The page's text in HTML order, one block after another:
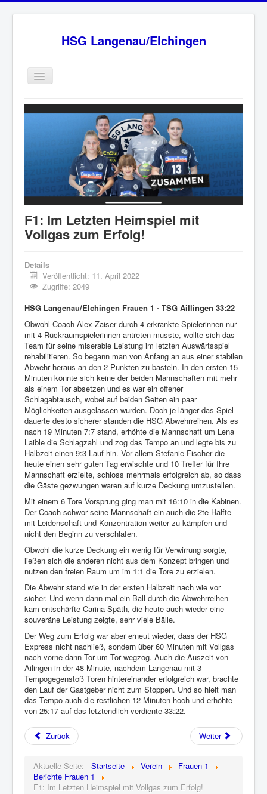
HSG Langenau/Elchingen
Home
BW Oberliga Staffel 2
Sponsoren
HSG - Fanshop
News
Ansprechpartner
F1: Im Letzten Heimspiel mit
Vollgas zum Erfolg!
Details
Veröffentlicht: 11. April 2022
Zugriffe: 2049
HSG Langenau/Elchingen Frauen 1 - TSG Aillingen 33:22
Obwohl Coach Alex Zaiser durch 4 erkrankte Spielerinnen nur
mit 4 Rückraumspielerinnen antreten musste, wollte sich das
Team für seine miserable Leistung im letzten Auswärtsspiel
rehabilitieren. So begann man von Anfang an aus einer stabilen
Abwehr heraus an den 2 Punkten zu basteln. In den ersten 15
Minuten könnte sich keine der beiden Mannschaften mit mehr
als einem Tor absetzen und es war ein offener
Schlagabtausch, wobei auf beiden Seiten ein paar
Möglichkeiten ausgelassen wurden. Doch je länger das Spiel
dauerte desto sicherer standen die HSG Abwehrreihen. Als es
nach 19 Minuten 7:7 stand, erhöhte die Mannschaft um Lena
Laible die Schlagzahl und zog das Tempo an und legte bis zu
Halbzeit einen 9:3 Lauf hin. Vor allem Stefanie Fischer die
heute einen sehr guten Tag erwischte und 10 Treffer für Ihre
Mannschaft erzielte, schloss mehrmals erfolgreich ab, so dass
die Gäste gezwungen waren auf kurze Deckung umzustellen.
Mit einem 6 Tore Vorsprung ging man mit 16:10 in die Kabinen.
Der Coach schwor seine Mannschaft ein auch die 2te Hälfte
mit Leidenschaft und Konzentration weiter zu kämpfen und
nicht den Beginn zu verschlafen.
Obwohl die kurze Deckung ein wenig für Verwirrung sorgte,
ließen sich die anderen nicht aus dem Konzept bringen und
nutzen den freien Raum um im 1:1 die Tore zu erzielen.
Die Abwehr stand wie in der ersten Halbzeit nach wie vor
sicher. Und wenn dann mal ein Ball durch die Abwehrreihen
kam entschärfte Carina Späth, die heute auch wieder eine
souveräne Leistung zeigte, sehr viele Bälle.
Der Weg zum Erfolg war aber erneut wieder, dass der HSG
Express nicht nachließ, sondern über 60 Minuten mit Vollgas
nach vorne dann Tor um Tor wegzog. Auch die Auszeit von
Ailingen in der 48 Minute, nachdem Langenau mit 3
Tempogegenstoß Toren hintereinander erfolgreich war, brachte
den Lauf der Gastgeber nicht zum Stoppen. Und so hielt man
das Tempo auch die restlichen 12 Minuten hoch und erhöhte
von 25:17 auf das letztendlich verdiente 33:22.
Zurück Weiter
Aktuelle Seite: Startseite Verein
Frauen 1
Berichte Frauen 1
F1: Im Letzten Heimspiel mit Vollgas zum Erfolg!